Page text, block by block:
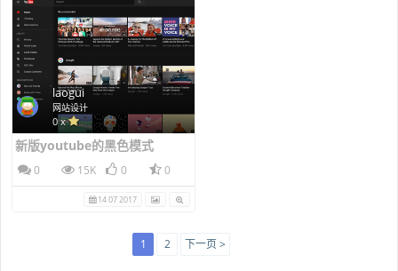
laogui
网站设计
0 x
新版youtube的黑色模式
0 15K 0 0
14 07 2017
1 2 下一页 >